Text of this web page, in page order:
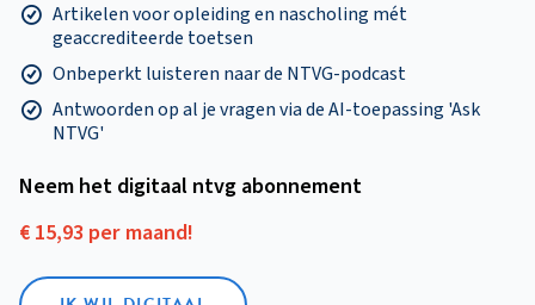
Artikelen voor opleiding en nascholing mét
geaccrediteerde toetsen
Onbeperkt luisteren naar de NTVG-podcast
Antwoorden op al je vragen via de AI-toepassing 'Ask
NTVG'
Neem het digitaal ntvg abonnement
€ 15,93 per maand!